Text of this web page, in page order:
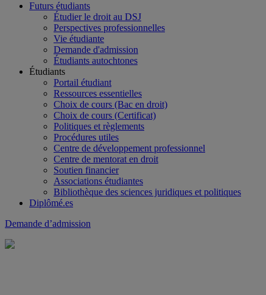
Futurs étudiants
Étudier le droit au DSJ
Perspectives professionnelles
Vie étudiante
Demande d'admission
Étudiants autochtones
Étudiants
Portail étudiant
Ressources essentielles
Choix de cours (Bac en droit)
Choix de cours (Certificat)
Politiques et règlements
Procédures utiles
Centre de développement professionnel
Centre de mentorat en droit
Soutien financier
Associations étudiantes
Bibliothèque des sciences juridiques et politiques
Diplômé.es
Demande d’admission